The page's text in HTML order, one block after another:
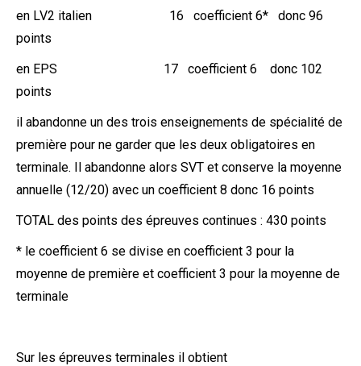
en LV2 italien 16 coefficient 6* donc 96
points
en EPS 17 coefficient 6 donc 102
points
il abandonne un des trois enseignements de spécialité de
première pour ne garder que les deux obligatoires en
terminale. Il abandonne alors SVT et conserve la moyenne
annuelle (12/20) avec un coefficient 8 donc 16 points
TOTAL des points des épreuves continues : 430 points
* le coefficient 6 se divise en coefficient 3 pour la
moyenne de première et coefficient 3 pour la moyenne de
terminale
Sur les épreuves terminales il obtient